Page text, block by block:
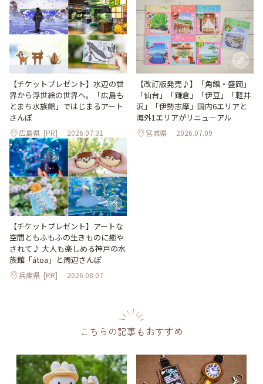
【チケットプレゼント】水辺の世
界から浮世絵の世界へ。「広島も
とまち水族館」ではじまるアート
さんぽ
広島県 [PR] 2026.07.31
【改訂版発売♪】「角館・盛岡」
「仙台」「鎌倉」「伊豆」「軽井
沢」「伊勢志摩」国内6エリアと
海外1エリアがリニューアル
宮城県 2026.07.09
【チケットプレゼント】アートな
空間ともふもふの生きものに癒や
されて♪ 大人も楽しめる神戸の水
族館「átoa」と周辺さんぽ
兵庫県 [PR] 2026.08.07
こちらの記事もおすすめ